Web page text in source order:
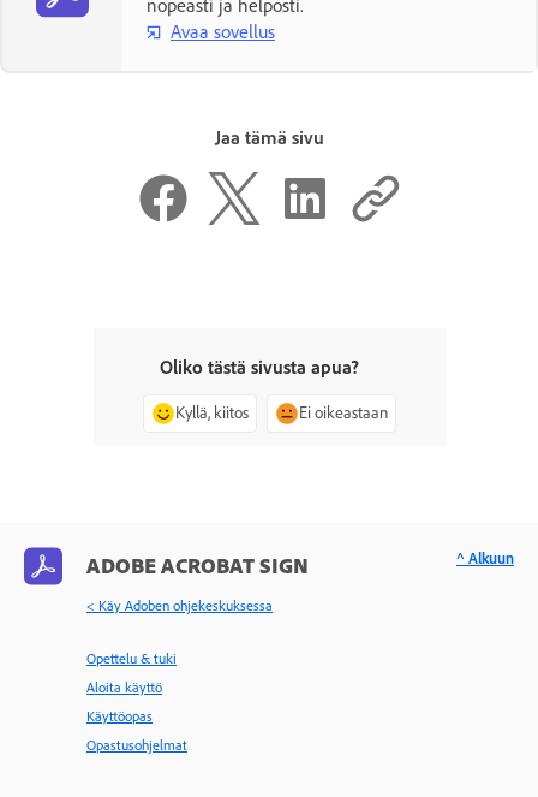
nopeasti ja helposti.
Avaa sovellus
Jaa tämä sivu
Oliko tästä sivusta apua?
Kyllä, kiitos Ei oikeastaan
ADOBE ACROBAT SIGN
< Käy Adoben ohjekeskuksessa
Opettelu & tuki
Aloita käyttö
Käyttöopas
Opastusohjelmat
^ Alkuun